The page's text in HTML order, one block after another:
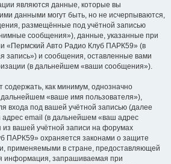
являются данные, которые вы
данными могут быть, но не исчерпываются,
размещённые под учётной записью
сообщения»), данные, указанные при
«Пермский Авто Радио Клуб ПАРК59» (в
запись») и сообщения, оставленные вами
(в дальнейшем «ваши сообщения»).
содержать, как минимум, однозначно
«ваше имя пользователя»),
входа под вашей учётной записью (далее
email (в дальнейшем «ваш адрес
вашей учётной записи на форумах
ПАРК59» охраняется законами о защите
применяемыми в стране, предоставляющей
информация, запрашиваемая при